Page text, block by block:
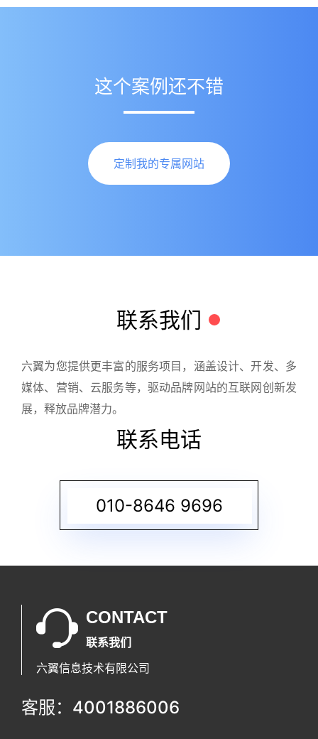
这个案例还不错
定制我的专属网站
联系我们
六翼为您提供更丰富的服务项目，涵盖设计、开发、多
媒体、营销、云服务等，驱动品牌网站的互联网创新发
展，释放品牌潜力。
联系电话
010-8646 9696
CONTACT
联系我们
六翼信息技术有限公司
客服：4001886006